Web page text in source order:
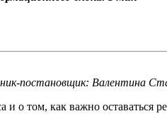
постановщик: Валентина
и о том, как важно оставаться